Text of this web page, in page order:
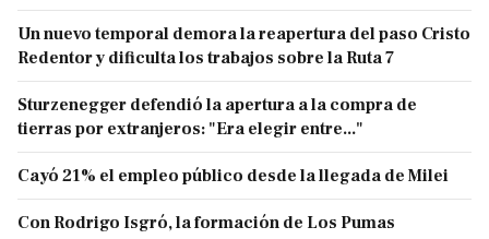
Un nuevo temporal demora la reapertura del paso Cristo
Redentor y dificulta los trabajos sobre la Ruta 7
Sturzenegger defendió la apertura a la compra de
tierras por extranjeros: "Era elegir entre..."
Cayó 21% el empleo público desde la llegada de Milei
Con Rodrigo Isgró, la formación de Los Pumas